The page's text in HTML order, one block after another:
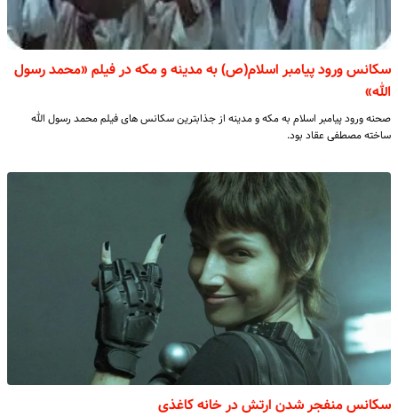
سکانس ورود پیامبر اسلام(ص) به مدینه و مکه در فیلم «محمد رسول
الله»
صحنه ورود پیامبر اسلام به مکه و مدینه از جذابترین سکانس های فیلم محمد رسول الله
ساخته مصطفی عقاد بود.
سکانس منفجر شدن ارتش در خانه کاغذی